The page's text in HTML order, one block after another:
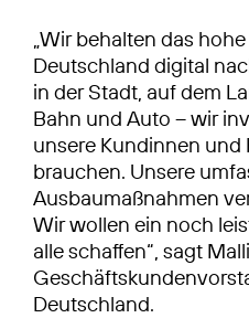
„Wir behalten das
Deutschland digital
in der Stadt, auf dem
Bahn und Auto – wir
unsere Kundinnen und
brauchen. Unsere
Ausbaumaßnahmen
Wir wollen ein noch
alle schaffen“, sagt
Deutschland.